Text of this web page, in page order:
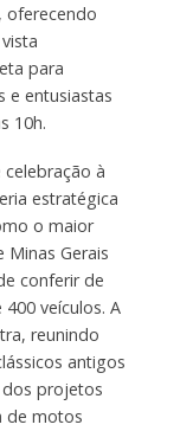
oferecendo
para
e entusiastas
10h.
à
estratégica
o maior
Gerais
conferir de
veículos. A
reunindo
antigos
projetos
de motos